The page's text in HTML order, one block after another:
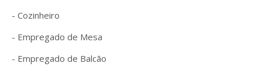
- Cozinheiro
- Empregado de Mesa
- Empregado de Balcão